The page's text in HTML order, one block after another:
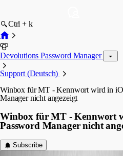
Ctrl + k
Devolutions Password Manager
Support (Deutsch)
Winbox für MT - Kennwort wird in
Manager nicht angezeigt
Winbox für MT - Kennwort
Password Manager nicht
Subscribe